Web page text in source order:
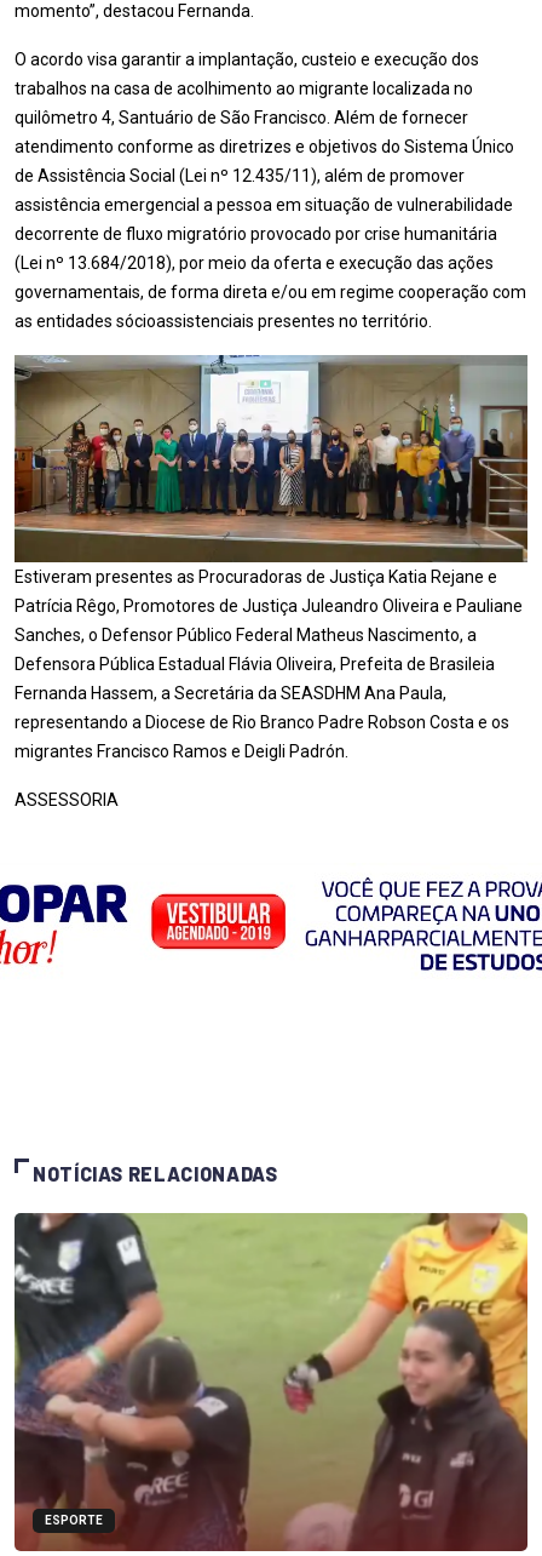
momento”, destacou Fernanda.
O acordo visa garantir a implantação, custeio e execução dos
trabalhos na casa de acolhimento ao migrante localizada no
quilômetro 4, Santuário de São Francisco. Além de fornecer
atendimento conforme as diretrizes e objetivos do Sistema Único
de Assistência Social (Lei nº 12.435/11), além de promover
assistência emergencial a pessoa em situação de vulnerabilidade
decorrente de fluxo migratório provocado por crise humanitária
(Lei nº 13.684/2018), por meio da oferta e execução das ações
governamentais, de forma direta e/ou em regime cooperação com
as entidades sócioassistenciais presentes no território.
Estiveram presentes as Procuradoras de Justiça Katia Rejane e
Patrícia Rêgo, Promotores de Justiça Juleandro Oliveira e Pauliane
Sanches, o Defensor Público Federal Matheus Nascimento, a
Defensora Pública Estadual Flávia Oliveira, Prefeita de Brasileia
Fernanda Hassem, a Secretária da SEASDHM Ana Paula,
representando a Diocese de Rio Branco Padre Robson Costa e os
migrantes Francisco Ramos e Deigli Padrón.
ASSESSORIA
NOTÍCIAS RELACIONADAS
ESPORTE